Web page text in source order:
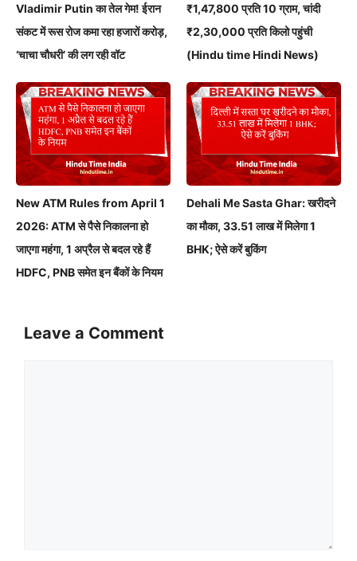
Vladimir Putin का तेल गेम! ईरान
संकट में रूस रोज कमा रहा हजारों करोड़,
‘चाचा चौधरी’ की लग रही वॉट
₹1,47,800 प्रति 10 ग्राम, चांदी
₹2,30,000 प्रति किलो पहुंची
(Hindu time Hindi News)
New ATM Rules from April 1
2026: ATM से पैसे निकालना हो
जाएगा महंगा, 1 अप्रैल से बदल रहे हैं
HDFC, PNB समेत इन बैंकों के नियम
Dehali Me Sasta Ghar: खरीदने
का मौका, 33.51 लाख में मिलेगा 1
BHK; ऐसे करें बुकिंग
Leave a Comment